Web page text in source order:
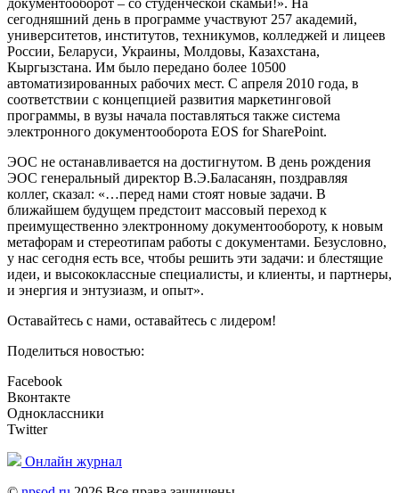
документооборот – со студенческой скамьи!». На
сегодняшний день в программе участвуют 257 академий,
университетов, институтов, техникумов, колледжей и лицеев
России, Беларуси, Украины, Молдовы, Казахстана,
Кыргызстана. Им было передано более 10500
автоматизированных рабочих мест. С апреля 2010 года, в
соответствии с концепцией развития маркетинговой
программы, в вузы начала поставляться также система
электронного документооборота EOS for SharePoint.
ЭОС не останавливается на достигнутом. В день рождения
ЭОС генеральный директор В.Э.Баласанян, поздравляя
коллег, сказал: «…перед нами стоят новые задачи. В
ближайшем будущем предстоит массовый переход к
преимущественно электронному документообороту, к новым
метафорам и стереотипам работы с документами. Безусловно,
у нас сегодня есть все, чтобы решить эти задачи: и блестящие
идеи, и высококлассные специалисты, и клиенты, и партнеры,
и энергия и энтузиазм, и опыт».
Оставайтесь с нами, оставайтесь с лидером!
Поделиться новостью:
Facebook
Вконтакте
Одноклассники
Twitter
Онлайн журнал